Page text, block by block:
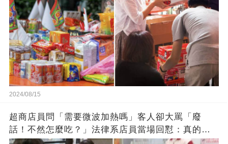
2024/08/15
超商店員問「需要微波加熱嗎」客人卻大罵「廢
話！不然怎麼吃？」法律系店員當場回懟：真的大